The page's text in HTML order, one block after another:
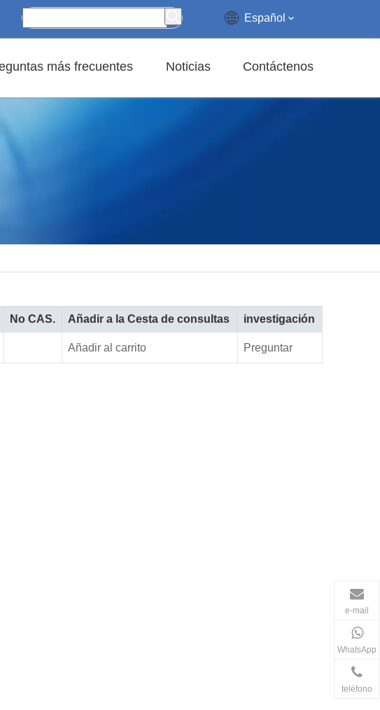
Español
más frecuentes Noticias Contáctenos
No CAS. Añadir a la Cesta de consultas investigación
Añadir al carrito Preguntar
e-mail
WhatsApp
teléfono